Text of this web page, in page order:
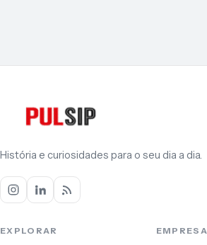
História e curiosidades para o seu dia a dia.
EXPLORAR EMPRESA